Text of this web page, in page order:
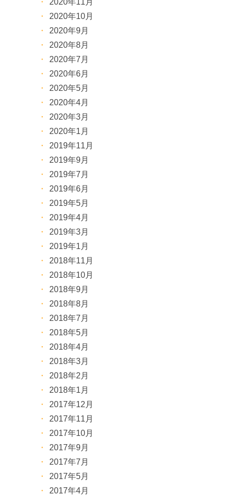
2020年11月
2020年10月
2020年9月
2020年8月
2020年7月
2020年6月
2020年5月
2020年4月
2020年3月
2020年1月
2019年11月
2019年9月
2019年7月
2019年6月
2019年5月
2019年4月
2019年3月
2019年1月
2018年11月
2018年10月
2018年9月
2018年8月
2018年7月
2018年5月
2018年4月
2018年3月
2018年2月
2018年1月
2017年12月
2017年11月
2017年10月
2017年9月
2017年7月
2017年5月
2017年4月